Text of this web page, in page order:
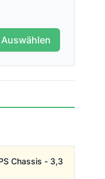
Auswählen
Chassis - 3,3